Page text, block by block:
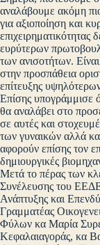
αναλάβουμε ακόμη
για αξιοποίηση και
επιχειρηματικότητας
ευρύτερων
των ανισοτήτων.
στην προσπάθεια
επίτευξης
Επίσης υπογράμμισε
θα αναλάβει στο
σε αυτές και
των γυναικών αλλά
αφορούν επίσης τον
δημιουργικές
Μετά το πέρας των
Συνέλευσης του
Ανάπτυξης και
Γραμματέας
Φύλων κα Μαρία
Κεφαλαιαγοράς, κα